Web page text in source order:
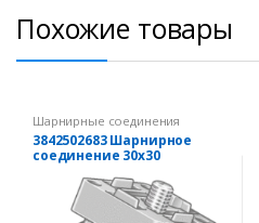
Похожие товары
Шарнирные соединения
3842502683 Шарнирное
соединение 30х30